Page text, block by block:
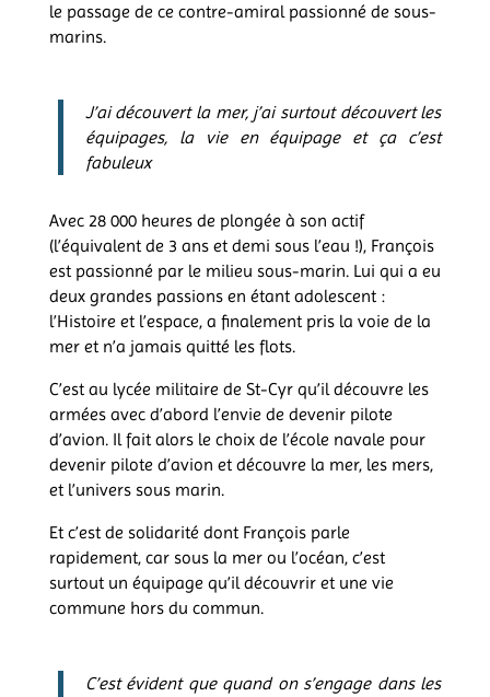
le passage de ce contre-amiral passionné de sous-
marins.
J’ai découvert la mer, j’ai surtout découvert les
équipages, la vie en équipage et ça c’est
fabuleux
Avec 28 000 heures de plongée à son actif
(l’équivalent de 3 ans et demi sous l’eau !), François
est passionné par le milieu sous-marin. Lui qui a eu
deux grandes passions en étant adolescent :
l’Histoire et l’espace, a finalement pris la voie de la
mer et n’a jamais quitté les flots.
C’est au lycée militaire de St-Cyr qu’il découvre les
armées avec d’abord l’envie de devenir pilote
d’avion. Il fait alors le choix de l’école navale pour
devenir pilote d’avion et découvre la mer, les mers,
et l’univers sous marin.
Et c’est de solidarité dont François parle
rapidement, car sous la mer ou l’océan, c’est
surtout un équipage qu’il découvrir et une vie
commune hors du commun.
C’est évident que quand on s’engage dans les